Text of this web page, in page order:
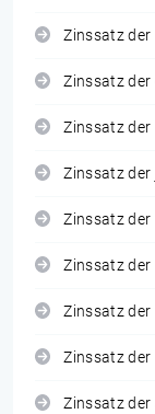
Zinssatz
Zinssatz
Zinssatz
Zinssatz
Zinssatz
Zinssatz
Zinssatz
Zinssatz
Zinssatz der